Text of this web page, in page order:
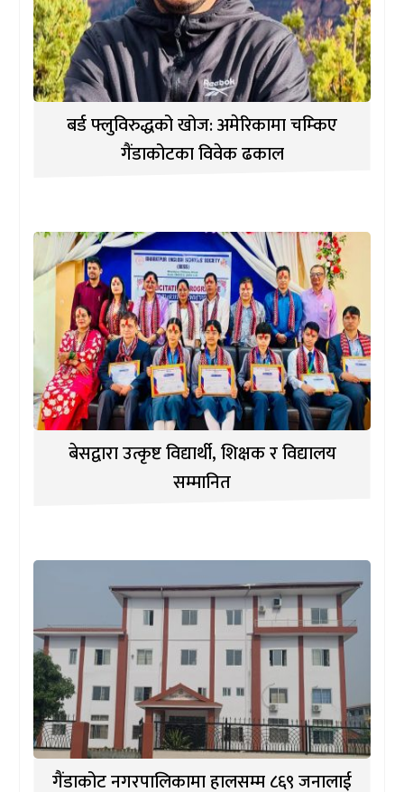
बर्ड फ्लुविरुद्धको खोज: अमेरिकामा चम्किए
गैंडाकोटका विवेक ढकाल
बेसद्वारा उत्कृष्ट विद्यार्थी, शिक्षक र विद्यालय
सम्मानित
गैंडाकोट नगरपालिकामा हालसम्म ८६९ जनालाई